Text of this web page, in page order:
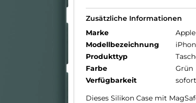
Zusätzliche Informationen
Marke
Apple
Modellbezeichnung
Produkttyp
Farbe
Grün
Verfügbarkeit
Dieses Silikon Case mit